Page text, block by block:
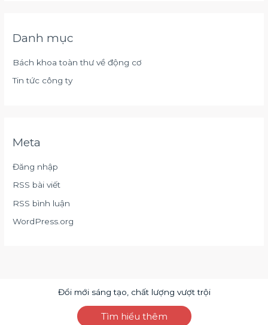
Danh mục
Bách khoa toàn thư về động cơ
Tin tức công ty
Meta
Đăng nhập
RSS bài viết
RSS bình luận
WordPress.org
Đổi mới sáng tạo, chất lượng vượt trội
Tìm hiểu thêm